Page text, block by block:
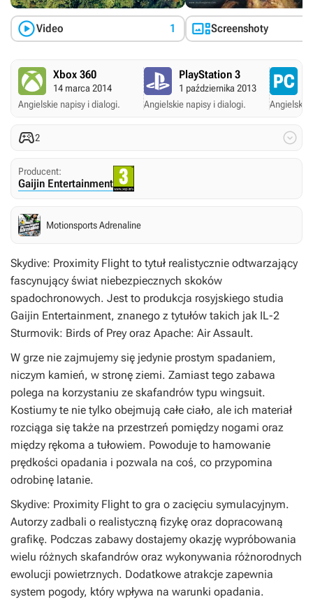
Video 1 Screenshoty
Xbox 360
14 marca 2014
Angielskie napisy i dialogi.
PlayStation 3
1 października 2013
Angielskie napisy i dialogi.
Angielskie
2 
Producent:
Gaijin Entertainment
Motionsports Adrenaline
Skydive: Proximity Flight to tytuł realistycznie odtwarzający
fascynujący świat niebezpiecznych skoków
spadochronowych. Jest to produkcja rosyjskiego studia
Gaijin Entertainment, znanego z tytułów takich jak IL-2
Sturmovik: Birds of Prey oraz Apache: Air Assault.
W grze nie zajmujemy się jedynie prostym spadaniem,
niczym kamień, w stronę ziemi. Zamiast tego zabawa
polega na korzystaniu ze skafandrów typu wingsuit.
Kostiumy te nie tylko obejmują całe ciało, ale ich materiał
rozciąga się także na przestrzeń pomiędzy nogami oraz
między rękoma a tułowiem. Powoduje to hamowanie
prędkości opadania i pozwala na coś, co przypomina
odrobinę latanie.
Skydive: Proximity Flight to gra o zacięciu symulacyjnym.
Autorzy zadbali o realistyczną fizykę oraz dopracowaną
grafikę. Podczas zabawy dostajemy okazję wypróbowania
wielu różnych skafandrów oraz wykonywania różnorodnych
ewolucji powietrznych. Dodatkowe atrakcje zapewnia
system pogody, który wpływa na warunki opadania.